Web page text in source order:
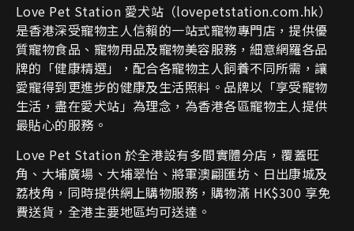
Love Pet Station 愛犬站（lovepetstation.com.hk）
是香港深受寵物主人信賴的一站式寵物專門店，提供優
質寵物食品、寵物用品及寵物美容服務，細意網羅各品
牌的「健康精選」，配合各寵物主人飼養不同所需，讓
愛寵得到更進步的健康及生活照料。品牌以「享受寵物
生活，盡在愛犬站」為理念，為香港各區寵物主人提供
最貼心的服務。
Love Pet Station 於全港設有多間實體分店，覆蓋旺
角、大埔廣場、大埔翠怡、將軍澳翩匯坊、日出康城及
荔枝角，同時提供網上購物服務，購物滿 HK$300 享免
費送貨，全港主要地區均可送達。